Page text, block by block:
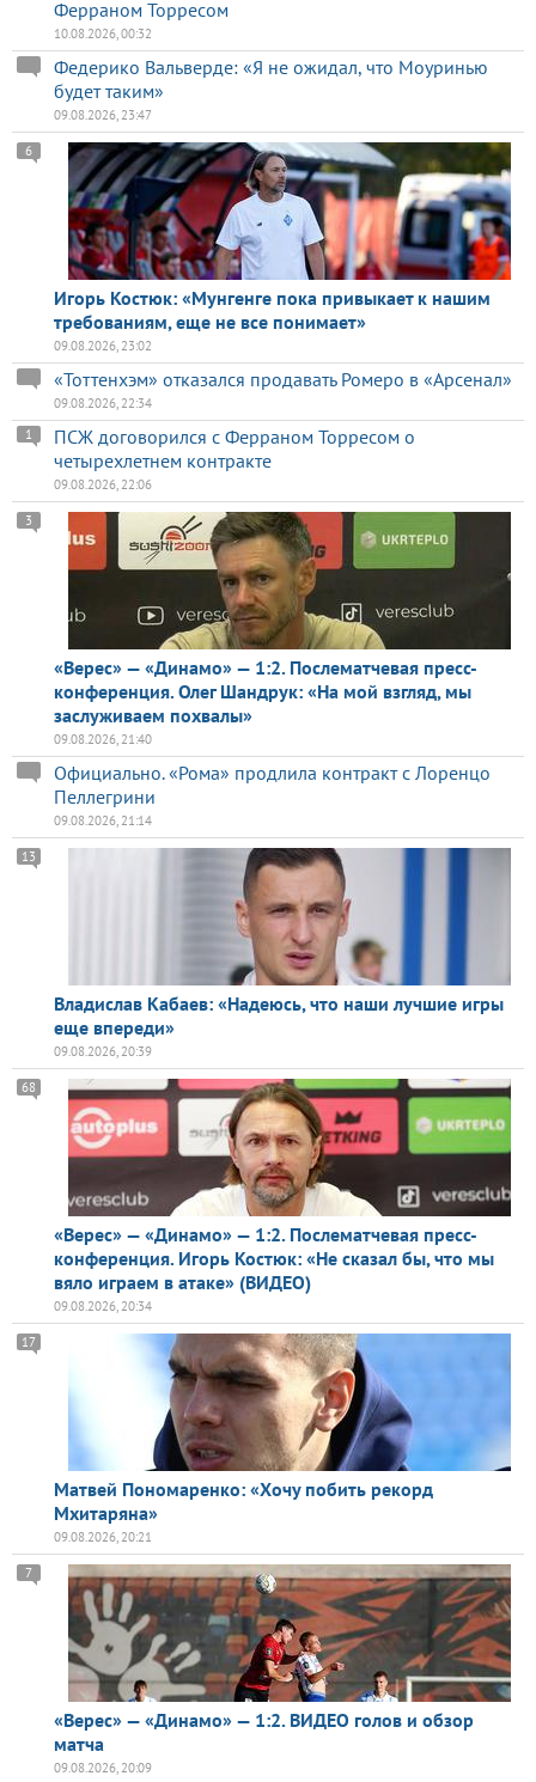
Ферраном Торресом
10.08.2026, 00:32
Федерико Вальверде: «Я не ожидал, что Моуринью
будет таким»
09.08.2026, 23:47
Игорь Костюк: «Мунгенге пока привыкает к нашим
требованиям, еще не все понимает»
6
09.08.2026, 23:02
«Тоттенхэм» отказался продавать Ромеро в «Арсенал»
09.08.2026, 22:34
ПСЖ договорился с Ферраном Торресом о
четырехлетнем контракте
1
09.08.2026, 22:06
«Верес» — «Динамо» — 1:2. Послематчевая пресс-
конференция. Олег Шандрук: «На мой взгляд, мы
заслуживаем похвалы»
3
09.08.2026, 21:40
Официально. «Рома» продлила контракт с Лоренцо
Пеллегрини
09.08.2026, 21:14
Владислав Кабаев: «Надеюсь, что наши лучшие игры
еще впереди»
13
09.08.2026, 20:39
«Верес» — «Динамо» — 1:2. Послематчевая пресс-
конференция. Игорь Костюк: «Не сказал бы, что мы
вяло играем в атаке» (ВИДЕО)
68
09.08.2026, 20:34
Матвей Пономаренко: «Хочу побить рекорд
Мхитаряна»
17
09.08.2026, 20:21
«Верес» — «Динамо» — 1:2. ВИДЕО голов и обзор
матча
7
09.08.2026, 20:09